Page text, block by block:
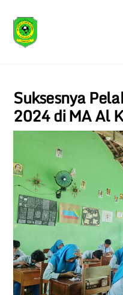
content
Suksesnya
2024 di MA Al